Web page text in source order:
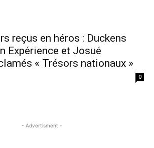
reçus en héros : Duckens
Expérience et Josué
« Trésors nationaux »
0
- Advertisment -